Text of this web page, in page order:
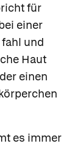
für
einer
und
Haut
einen
es immer